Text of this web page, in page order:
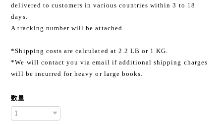
delivered to customers in various countries within 3 to 18
days.
A tracking number will be attached.
*Shipping costs are calculated at 2.2 LB or 1 KG.
*We will contact you via email if additional shipping charges
will be incurred for heavy or large books.
数量